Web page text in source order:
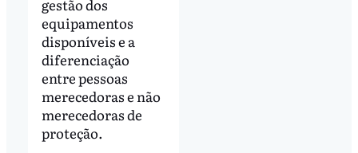
gestão dos
equipamentos
disponíveis e a
diferenciação
entre pessoas
merecedoras e não
merecedoras de
proteção.